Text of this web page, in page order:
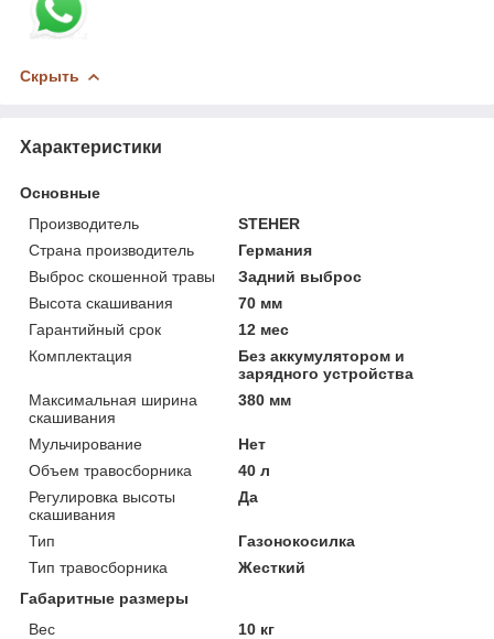
Скрыть
Характеристики
Основные
Производитель
STEHER
Страна производитель
Германия
Выброс скошенной травы
Задний выброс
Высота скашивания
70 мм
Гарантийный срок
12 мес
Комплектация
Без аккумулятором и
зарядного устройства
Максимальная ширина
скашивания
380 мм
Мульчирование
Нет
Объем травосборника
40 л
Регулировка высоты
скашивания
Да
Тип
Газонокосилка
Тип травосборника
Жесткий
Габаритные размеры
Вес
10 кг